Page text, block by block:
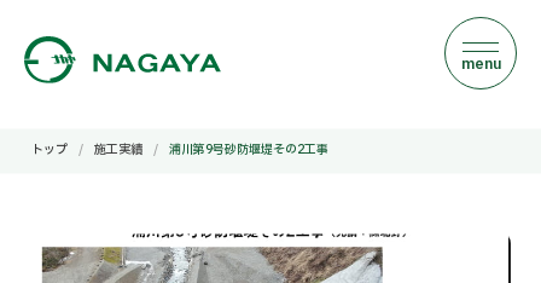
menu
トップ / 施工実績 / 浦川第9号砂防堰堤その2工事